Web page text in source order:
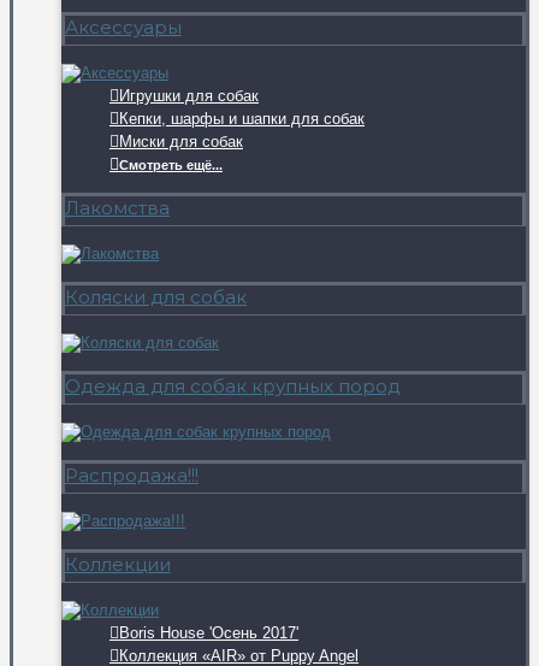
Аксессуары
Игрушки для собак
Кепки, шарфы и шапки для собак
Миски для собак
Смотреть ещё...
Лакомства
Коляски для собак
Одежда для собак крупных пород
Распродажа!!!
Коллекции
Boris House 'Осень 2017'
Коллекция «AIR» от Puppy Angel